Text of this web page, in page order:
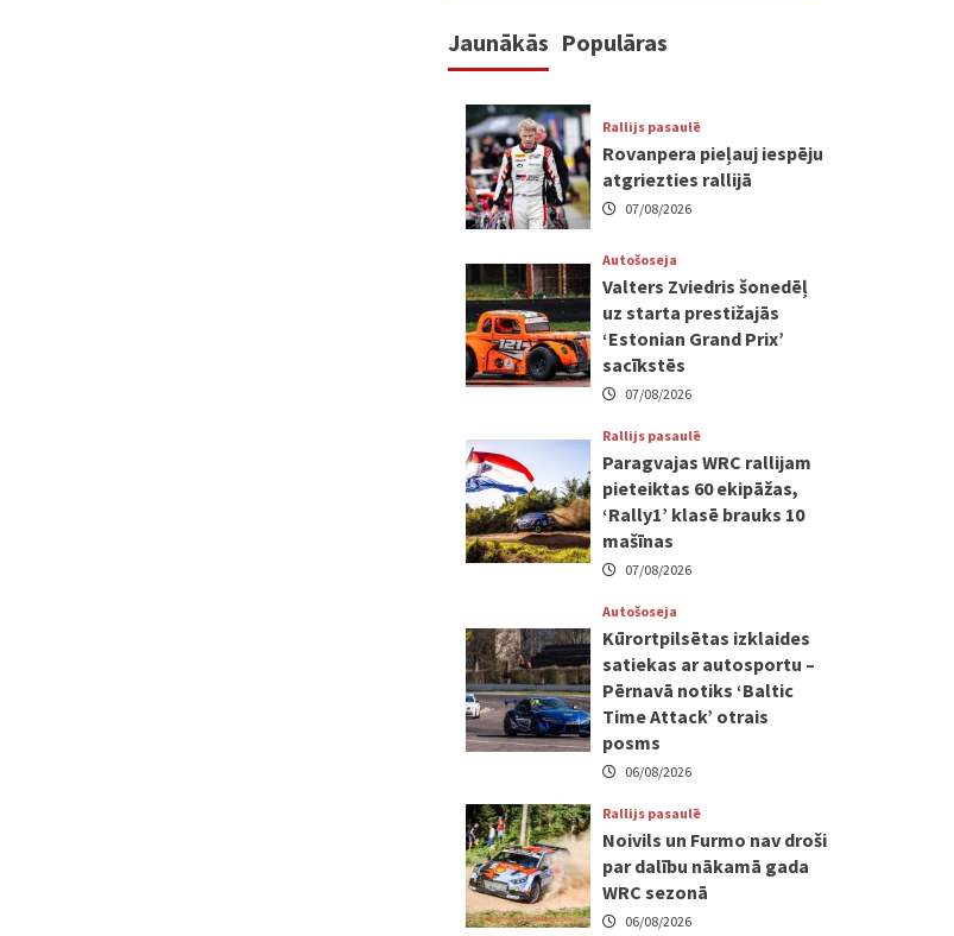
Jaunākās Populāras
Rallijs pasaulē
Rovanpera pieļauj iespēju
atgriezties rallijā
07/08/2026
Autošoseja
Valters Zviedris šonedēļ
uz starta prestižajās
‘Estonian Grand Prix’
sacīkstēs
07/08/2026
Rallijs pasaulē
Paragvajas WRC rallijam
pieteiktas 60 ekipāžas,
‘Rally1’ klasē brauks 10
mašīnas
07/08/2026
Autošoseja
Kūrortpilsētas izklaides
satiekas ar autosportu –
Pērnavā notiks ‘Baltic
Time Attack’ otrais
posms
06/08/2026
Rallijs pasaulē
Noivils un Furmo nav droši
par dalību nākamā gada
WRC sezonā
06/08/2026